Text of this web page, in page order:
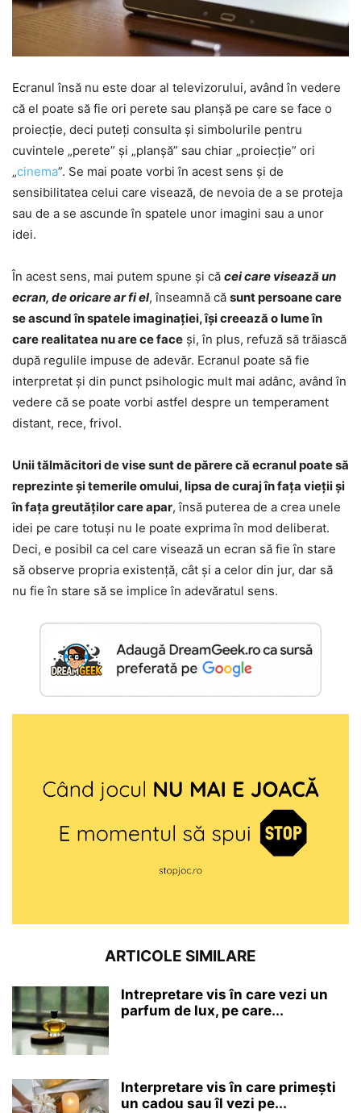
Ecranul însă nu este doar al televizorului, având în vedere
că el poate să fie ori perete sau planșă pe care se face o
proiecție, deci puteți consulta și simbolurile pentru
cuvintele „perete” și „planșă” sau chiar „proiecție” ori
„cinema”. Se mai poate vorbi în acest sens și de
sensibilitatea celui care visează, de nevoia de a se proteja
sau de a se ascunde în spatele unor imagini sau a unor
idei.
În acest sens, mai putem spune și că cei care visează un
ecran, de oricare ar fi el, înseamnă că sunt persoane care
se ascund în spatele imaginației, își creează o lume în
care realitatea nu are ce face și, în plus, refuză să trăiască
după regulile impuse de adevăr. Ecranul poate să fie
interpretat și din punct psihologic mult mai adânc, având în
vedere că se poate vorbi astfel despre un temperament
distant, rece, frivol.
Unii tălmăcitori de vise sunt de părere că ecranul poate să
reprezinte și temerile omului, lipsa de curaj în fața vieții și
în fața greutăților care apar, însă puterea de a crea unele
idei pe care totuși nu le poate exprima în mod deliberat.
Deci, e posibil ca cel care visează un ecran să fie în stare
să observe propria existență, cât și a celor din jur, dar să
nu fie în stare să se implice în adevăratul sens.
ARTICOLE SIMILARE
Intrepretare vis în care vezi un
parfum de lux, pe care...
Interpretare vis în care primești
un cadou sau îl vezi pe...